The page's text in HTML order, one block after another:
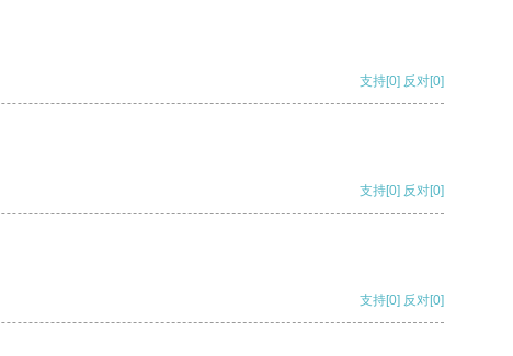
支持[0] 反对[0]
支持[0] 反对[0]
支持[0] 反对[0]